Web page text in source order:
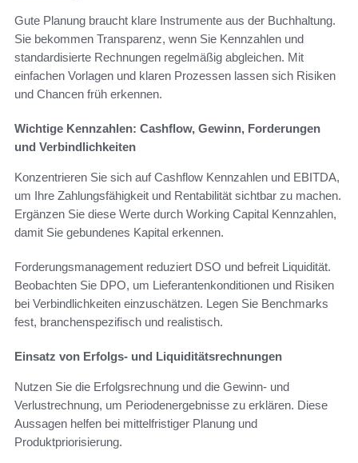
Gute Planung braucht klare Instrumente aus der Buchhaltung.
Sie bekommen Transparenz, wenn Sie Kennzahlen und
standardisierte Rechnungen regelmäßig abgleichen. Mit
einfachen Vorlagen und klaren Prozessen lassen sich Risiken
und Chancen früh erkennen.
Wichtige Kennzahlen: Cashflow, Gewinn, Forderungen
und Verbindlichkeiten
Konzentrieren Sie sich auf Cashflow Kennzahlen und EBITDA,
um Ihre Zahlungsfähigkeit und Rentabilität sichtbar zu machen.
Ergänzen Sie diese Werte durch Working Capital Kennzahlen,
damit Sie gebundenes Kapital erkennen.
Forderungsmanagement reduziert DSO und befreit Liquidität.
Beobachten Sie DPO, um Lieferantenkonditionen und Risiken
bei Verbindlichkeiten einzuschätzen. Legen Sie Benchmarks
fest, branchenspezifisch und realistisch.
Einsatz von Erfolgs- und Liquiditätsrechnungen
Nutzen Sie die Erfolgsrechnung und die Gewinn- und
Verlustrechnung, um Periodenergebnisse zu erklären. Diese
Aussagen helfen bei mittelfristiger Planung und
Produktpriorisierung.